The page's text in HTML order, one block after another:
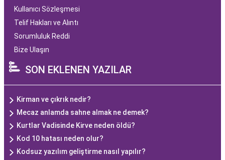
Kullanıcı Sözleşmesi
Telif Hakları ve Alıntı
Sorumluluk Reddi
Bize Ulaşın
SON EKLENEN YAZILAR
Kirman ve çıkrık nedir?
Mecaz anlamda sahne almak ne demek?
Kurtlar Vadisinde Kirve neden öldü?
Kod 10 hatası neden olur?
Kodsuz yazılım geliştirme nasıl yapılır?